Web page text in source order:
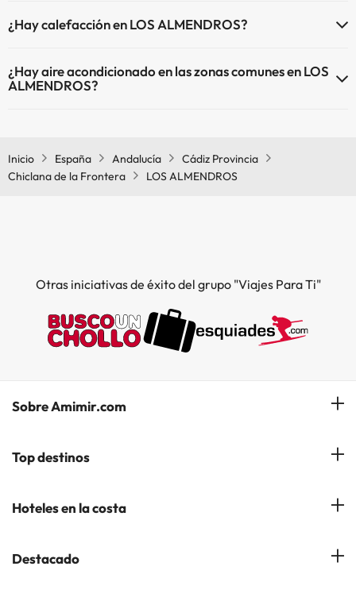
Aquí tienes más info sobre la piscina y otras instalaciones.
¿Hay calefacción en LOS ALMENDROS?
¿Hay aire acondicionado en las zonas comunes en LOS
ALMENDROS?
Inicio
España Andalucía
Cádiz Provincia
Chiclana de la Frontera
LOS ALMENDROS
Otras iniciativas de éxito del grupo "Viajes Para Ti"
Sobre Amimir.com
¿Quiénes somos?
Gestionar mi reserva
Top destinos
Hoteles en Salou
Hoteles en Andorra la Vella
Hoteles en la costa
Hoteles en la Costa Azahar
Destacado